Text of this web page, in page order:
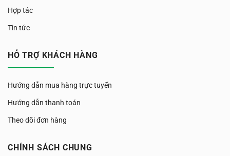
Hợp tác
Tin tức
HỖ TRỢ KHÁCH HÀNG
Hướng dẫn mua hàng trực tuyến
Hướng dẫn thanh toán
Theo dõi đơn hàng
CHÍNH SÁCH CHUNG